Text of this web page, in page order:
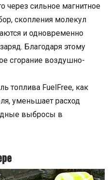
через сильное магнитное
скопления молекул
и одновременно
Благодаря этому
сгорание воздушно-
топлива FuelFree, как
уменьшает расход
выбросы в